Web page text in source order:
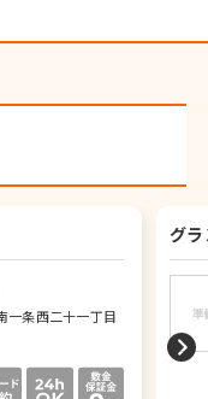
一条西二十一丁目
グ